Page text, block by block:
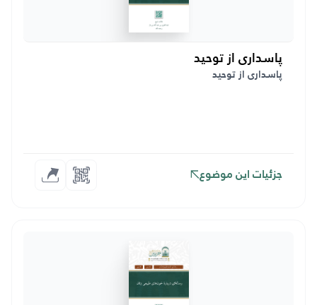
پاسداری از توحید
پاسداری از توحید
جزئیات این موضوع